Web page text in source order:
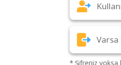
* Şifreniz yoksa